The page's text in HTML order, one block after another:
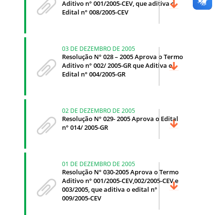
Aditivo n° 001/2005-CEV, que aditiva o
Edital n° 008/2005-CEV
03 DE DEZEMBRO DE 2005
Resolução N° 028 – 2005 Aprova o Termo
Aditivo n° 002/ 2005-GR que Aditiva o
Edital n° 004/2005-GR
02 DE DEZEMBRO DE 2005
Resolução N° 029- 2005 Aprova o Edital
n° 014/ 2005-GR
01 DE DEZEMBRO DE 2005
Resolução N° 030-2005 Aprova o Termo
Aditivo n° 001/2005-CEV,002/2005-CEV e
003/2005, que aditiva o edital n°
009/2005-CEV